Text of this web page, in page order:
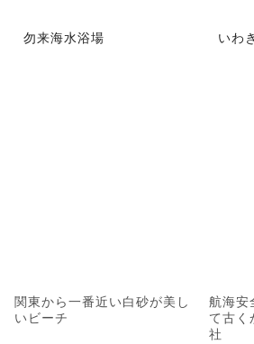
勿来海水浴場
関東から一番近い白砂が美し
いビーチ
いわ
航海安
て古く
社